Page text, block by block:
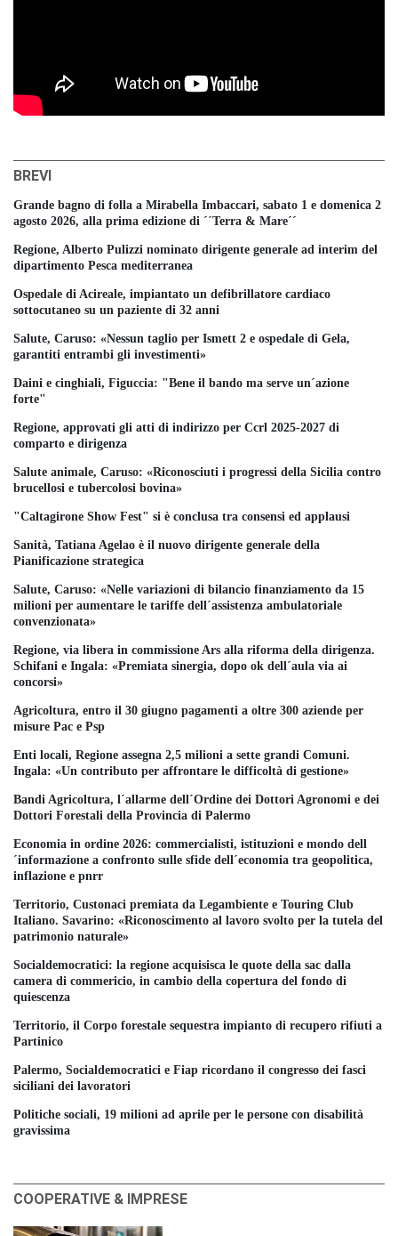
BREVI
Grande bagno di folla a Mirabella Imbaccari, sabato 1 e domenica 2
agosto 2026, alla prima edizione di ´´Terra & Mare´´
Regione, Alberto Pulizzi nominato dirigente generale ad interim del
dipartimento Pesca mediterranea
Ospedale di Acireale, impiantato un defibrillatore cardiaco
sottocutaneo su un paziente di 32 anni
Salute, Caruso: «Nessun taglio per Ismett 2 e ospedale di Gela,
garantiti entrambi gli investimenti»
Daini e cinghiali, Figuccia: "Bene il bando ma serve un´azione
forte"
Regione, approvati gli atti di indirizzo per Ccrl 2025-2027 di
comparto e dirigenza
Salute animale, Caruso: «Riconosciuti i progressi della Sicilia contro
brucellosi e tubercolosi bovina»
"Caltagirone Show Fest" si è conclusa tra consensi ed applausi
Sanità, Tatiana Agelao è il nuovo dirigente generale della
Pianificazione strategica
Salute, Caruso: «Nelle variazioni di bilancio finanziamento da 15
milioni per aumentare le tariffe dell´assistenza ambulatoriale
convenzionata»
Regione, via libera in commissione Ars alla riforma della dirigenza.
Schifani e Ingala: «Premiata sinergia, dopo ok dell´aula via ai
concorsi»
Agricoltura, entro il 30 giugno pagamenti a oltre 300 aziende per
misure Pac e Psp
Enti locali, Regione assegna 2,5 milioni a sette grandi Comuni.
Ingala: «Un contributo per affrontare le difficoltà di gestione»
Bandi Agricoltura, l´allarme dell´Ordine dei Dottori Agronomi e dei
Dottori Forestali della Provincia di Palermo
Economia in ordine 2026: commercialisti, istituzioni e mondo dell
´informazione a confronto sulle sfide dell´economia tra geopolitica,
inflazione e pnrr
Territorio, Custonaci premiata da Legambiente e Touring Club
Italiano. Savarino: «Riconoscimento al lavoro svolto per la tutela del
patrimonio naturale»
Socialdemocratici: la regione acquisisca le quote della sac dalla
camera di commericio, in cambio della copertura del fondo di
quiescenza
Territorio, il Corpo forestale sequestra impianto di recupero rifiuti a
Partinico
Palermo, Socialdemocratici e Fiap ricordano il congresso dei fasci
siciliani dei lavoratori
Politiche sociali, 19 milioni ad aprile per le persone con disabilità
gravissima
COOPERATIVE & IMPRESE